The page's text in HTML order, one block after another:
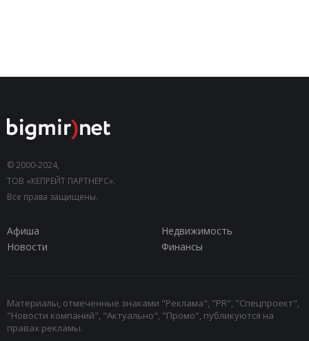
© 2000-2024,
ТОВ «КЕПРЕЙТ ПАРТНЕРС».
Все права защищены.
Афиша
Недвижимость
Новости
Финансы
Материалы, отмеченные знаками "Реклама", "PR", "Спецпроект",
"Новости компаний", "Актуально", "Промо", публикуются на
правах рекламы.